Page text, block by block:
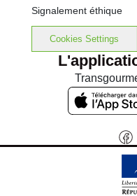
Signalement éthique
Cookies Settings